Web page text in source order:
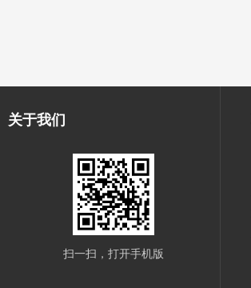
关于我们
扫一扫，打开手机版